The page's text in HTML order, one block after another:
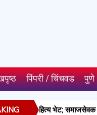
पिंपरी / चिंचवड पुणे
भेट; समाजसेवक संतोष खाडे व